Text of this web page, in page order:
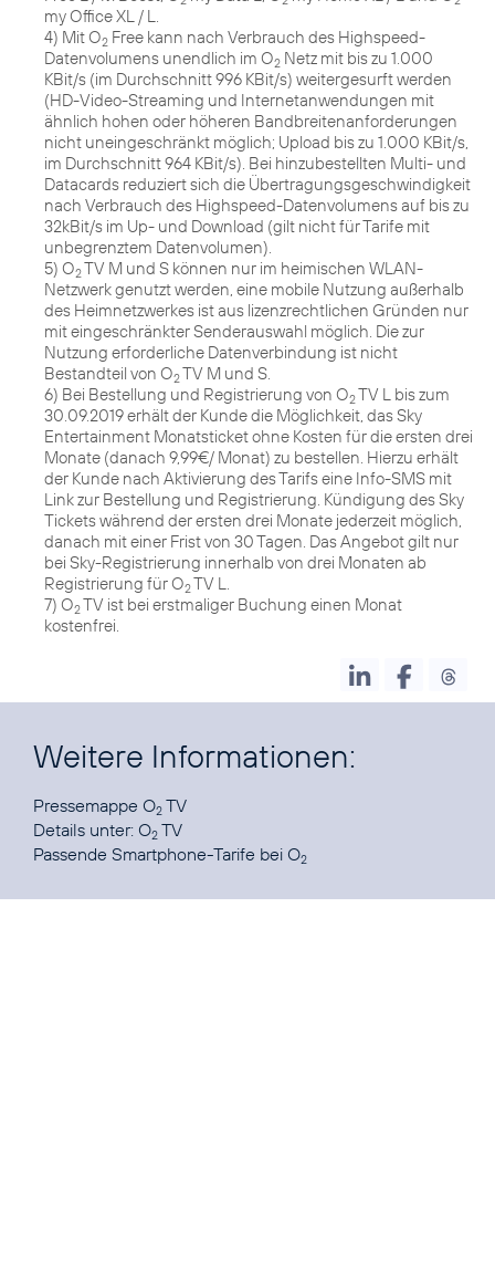
my Office XL / L.
4) Mit O2 Free kann nach Verbrauch des Highspeed-
Datenvolumens unendlich im O2 Netz mit bis zu 1.000
KBit/s (im Durchschnitt 996 KBit/s) weitergesurft werden
(HD-Video-Streaming und Internetanwendungen mit
ähnlich hohen oder höheren Bandbreitenanforderungen
nicht uneingeschränkt möglich; Upload bis zu 1.000 KBit/s,
im Durchschnitt 964 KBit/s). Bei hinzubestellten Multi- und
Datacards reduziert sich die Übertragungsgeschwindigkeit
nach Verbrauch des Highspeed-Datenvolumens auf bis zu
32kBit/s im Up- und Download (gilt nicht für Tarife mit
unbegrenztem Datenvolumen).
5) O2TV M und S können nur im heimischen WLAN-
Netzwerk genutzt werden, eine mobile Nutzung außerhalb
des Heimnetzwerkes ist aus lizenzrechtlichen Gründen nur
mit eingeschränkter Senderauswahl möglich. Die zur
Nutzung erforderliche Datenverbindung ist nicht
Bestandteil von O2TV M und S.
6) Bei Bestellung und Registrierung von O2TV L bis zum
30.09.2019 erhält der Kunde die Möglichkeit, das Sky
Entertainment Monatsticket ohne Kosten für die ersten drei
Monate (danach 9,99€/ Monat) zu bestellen. Hierzu erhält
der Kunde nach Aktivierung des Tarifs eine Info-SMS mit
Link zur Bestellung und Registrierung. Kündigung des Sky
Tickets während der ersten drei Monate jederzeit möglich,
danach mit einer Frist von 30 Tagen. Das Angebot gilt nur
bei Sky-Registrierung innerhalb von drei Monaten ab
Registrierung für O2TV L.
7) O2TV ist bei erstmaliger Buchung einen Monat
kostenfrei.
Weitere Informationen:
Pressemappe O2 TV
Details unter: O2 TV
Passende Smartphone-Tarife bei O2